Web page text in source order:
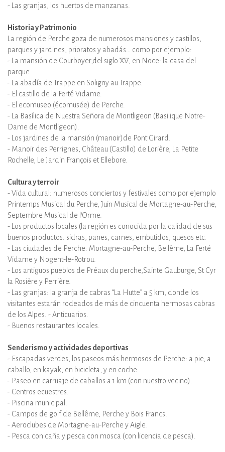
- Las granjas, los huertos de manzanas.
Historia y Patrimonio
La región de Perche goza de numerosos mansiones y castillos,
parques y jardines, prioratos y abadás… como por ejemplo:
- La mansión de Courboyer,del siglo XV, en Noce: la casa del
parque.
- La abadía de Trappe en Soligny au Trappe.
- El castillo de la Ferté Vidame.
- El ecomuseo (écomusée) de Perche.
- La Basílica de Nuestra Señora de Montligeon (Basilique Notre-
Dame de Montligeon).
- Los jardines de la mansión (manoir)de Pont Girard.
- Manoir des Perrignes, Château (Castillo) de Lorière, La Petite
Rochelle, Le Jardin François et Ellebore.
Cultura y terroir
- Vida cultural: numerosos conciertos y festivales como por ejemplo
Printemps Musical du Perche, Juin Musical de Mortagne-au-Perche,
Septembre Musical de l’Orme.
- Los productos locales (la región es conocida por la calidad de sus
buenos productos: sidras, panes, carnes, embutidos, quesos etc.
- Las ciudades de Perche: Mortagne-au-Perche, Bellême, La Ferté
Vidame y Nogent-le-Rotrou.
- Los antiguos pueblos de Préaux du perche,Sainte Gauburge, St Cyr
la Rosière y Perrière.
- Las granjas: la granja de cabras “La Hutte” a 5 km, donde los
visitantes estarán rodeados de más de cincuenta hermosas cabras
de los Alpes. - Anticuarios.
- Buenos restaurantes locales.
Senderismo y actividades deportivas
- Escapadas verdes, los paseos más hermosos de Perche: a pie, a
caballo, en kayak, en bicicleta, y en coche.
- Paseo en carruaje de caballos a 1 km (con nuestro vecino).
- Centros ecuestres.
- Piscina municipal.
- Campos de golf de Bellême, Perche y Bois Francs.
- Aeroclubes de Mortagne-au-Perche y Aigle.
- Pesca con caña y pesca con mosca (con licencia de pesca).